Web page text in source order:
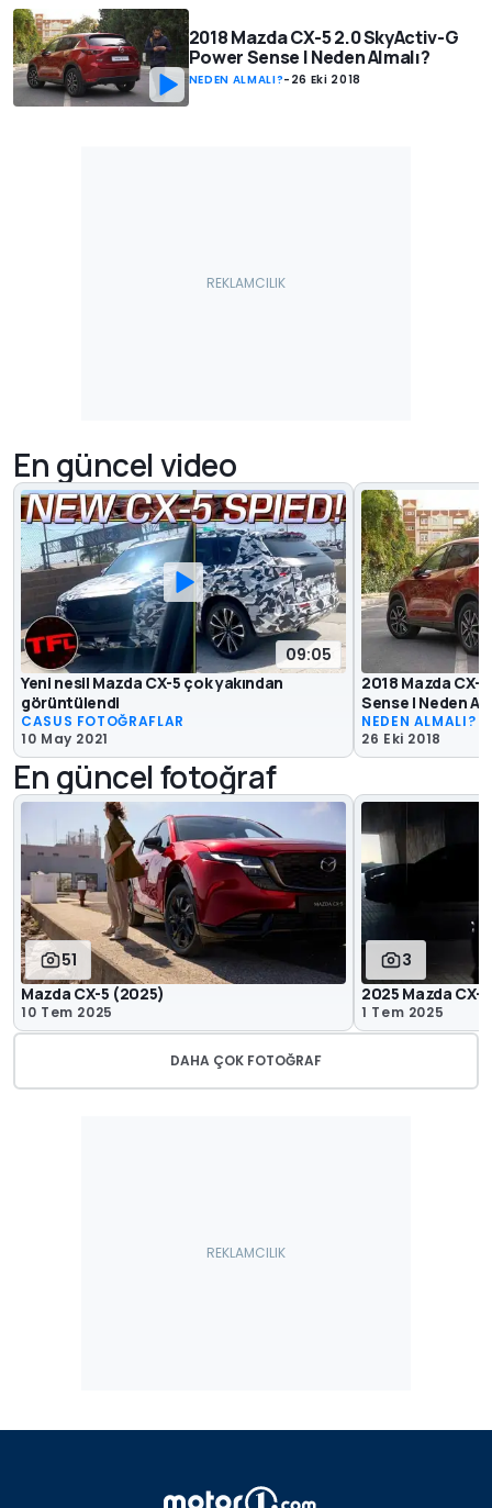
2018 Mazda CX-5 2.0 SkyActiv-G
Power Sense | Neden Almalı?
NEDEN ALMALI?- 26 Eki 2018
En güncel video
09:05
Yeni nesil Mazda CX-5 çok yakından
görüntülendi
CASUS FOTOĞRAFLAR
10 May 2021
2018 Mazda CX-
Sense | Neden
NEDEN ALMALI?
26 Eki 2018
En güncel fotoğraf
51
Mazda CX-5 (2025)
10 Tem 2025
3
2025 Mazda
1 Tem 2025
DAHA ÇOK FOTOĞRAF